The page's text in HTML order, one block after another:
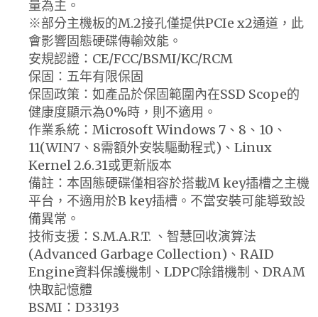
量為主。
※部分主機板的M.2接孔僅提供PCIe x2通道，此
會影響固態硬碟傳輸效能。
安規認證：CE/FCC/BSMI/KC/RCM
保固：五年有限保固
保固政策：如產品於保固範圍內在SSD Scope的
健康度顯示為0%時，則不適用。
作業系統：Microsoft Windows 7、8、10、
11(WIN7、8需額外安裝驅動程式)、Linux
Kernel 2.6.31或更新版本
備註：本固態硬碟僅相容於搭載M key插槽之主機
平台，不適用於B key插槽。不當安裝可能導致設
備異常。
技術支援：S.M.A.R.T. 、智慧回收演算法
(Advanced Garbage Collection)、RAID
Engine資料保護機制、LDPC除錯機制、DRAM
快取記憶體
BSMI：D33193